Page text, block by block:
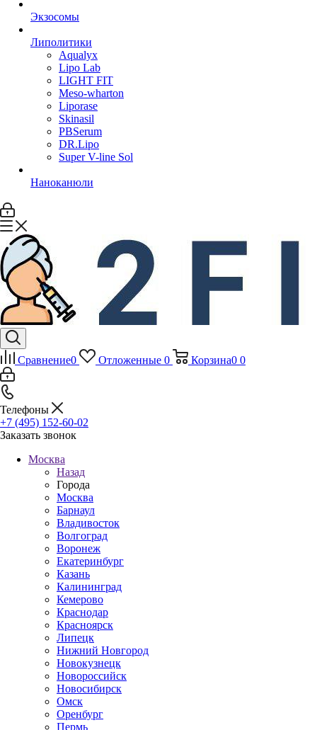
Экзосомы
Липолитики
Aqualyx
Lipo Lab
LIGHT FIT
Meso-wharton
Liporase
Skinasil
PBSerum
DR.Lipo
Super V-line Sol
Наноканюли
Сравнение0 Отложенные 0 Корзина0 0
Телефоны
+7 (495) 152-60-02
Заказать звонок
Москва
Назад
Города
Москва
Барнаул
Владивосток
Волгоград
Воронеж
Екатеринбург
Казань
Калининград
Кемерово
Краснодар
Красноярск
Липецк
Нижний Новгород
Новокузнецк
Новороссийск
Новосибирск
Омск
Оренбург
Пермь